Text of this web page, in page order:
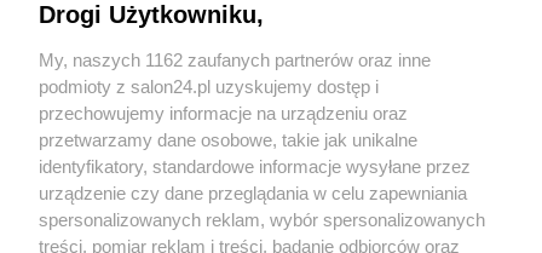
Sport
Społeczeństwo
Kultura
Drogi Użytkowniku,
My, naszych 1162 zaufanych partnerów oraz inne
podmioty z salon24.pl uzyskujemy dostęp i
przechowujemy informacje na urządzeniu oraz
przetwarzamy dane osobowe, takie jak unikalne
identyfikatory, standardowe informacje wysyłane przez
urządzenie czy dane przeglądania w celu zapewniania
spersonalizowanych reklam, wybór spersonalizowanych
treści, pomiar reklam i treści, badanie odbiorców oraz